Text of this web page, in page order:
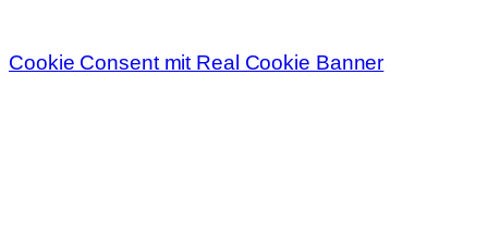
Cookie Consent mit Real Cookie Banner